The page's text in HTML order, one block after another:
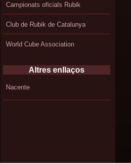
Campionats oficials Rubik
Club de Rubik de Catalunya
World Cube Association
Altres enllaços
Nacente